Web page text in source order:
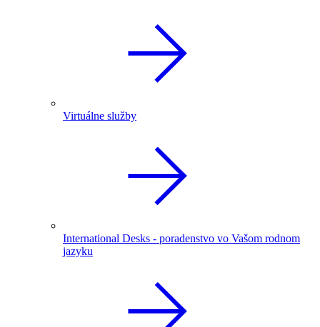
Virtuálne služby
International Desks - poradenstvo vo Vašom rodnom
jazyku